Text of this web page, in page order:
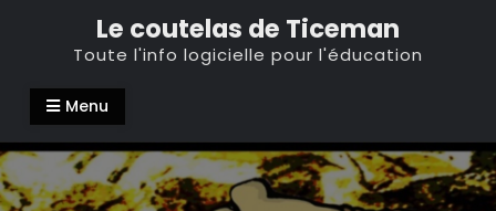
Le coutelas de Ticeman
Toute l'info logicielle pour l'éducation
Menu